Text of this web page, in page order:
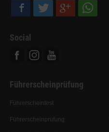
Social
Führerscheinprüfung
Führerscheintest
Führerscheinprüfung